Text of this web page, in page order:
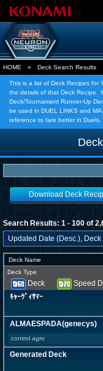
HOME » Deck Search Results
This is a list of Deck Recipes for
the details of that Deck Recipe.
Deck/Tournament Runner-Up
be used in DUEL LINKS and
reference to fare better in Duels.
Download Deck
Search Results: 1 - 100 of
Deck Name
Deck Type
Deck Speed
ｷｬｰｳﾞｨｻﾏｰ
ALMAESPADA(genecys)
control agro
Generated Deck